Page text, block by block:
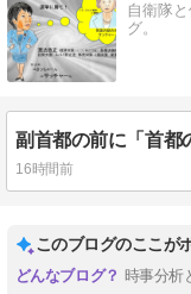
自衛隊
グ。
16時間前
このブログのここが
時事分析